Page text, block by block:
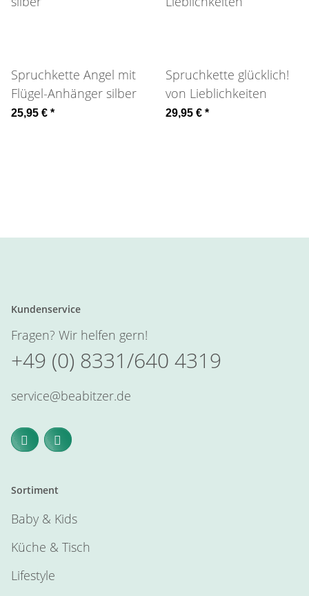
Spruchkette Angel mit
Flügel-Anhänger silber
25,95 € *
Spruchkette glücklich!
von Lieblichkeiten
29,95 € *
Kundenservice
Fragen? Wir helfen gern!
+49 (0) 8331/640 4319
service@beabitzer.de
Sortiment
Baby & Kids
Küche & Tisch
Lifestyle